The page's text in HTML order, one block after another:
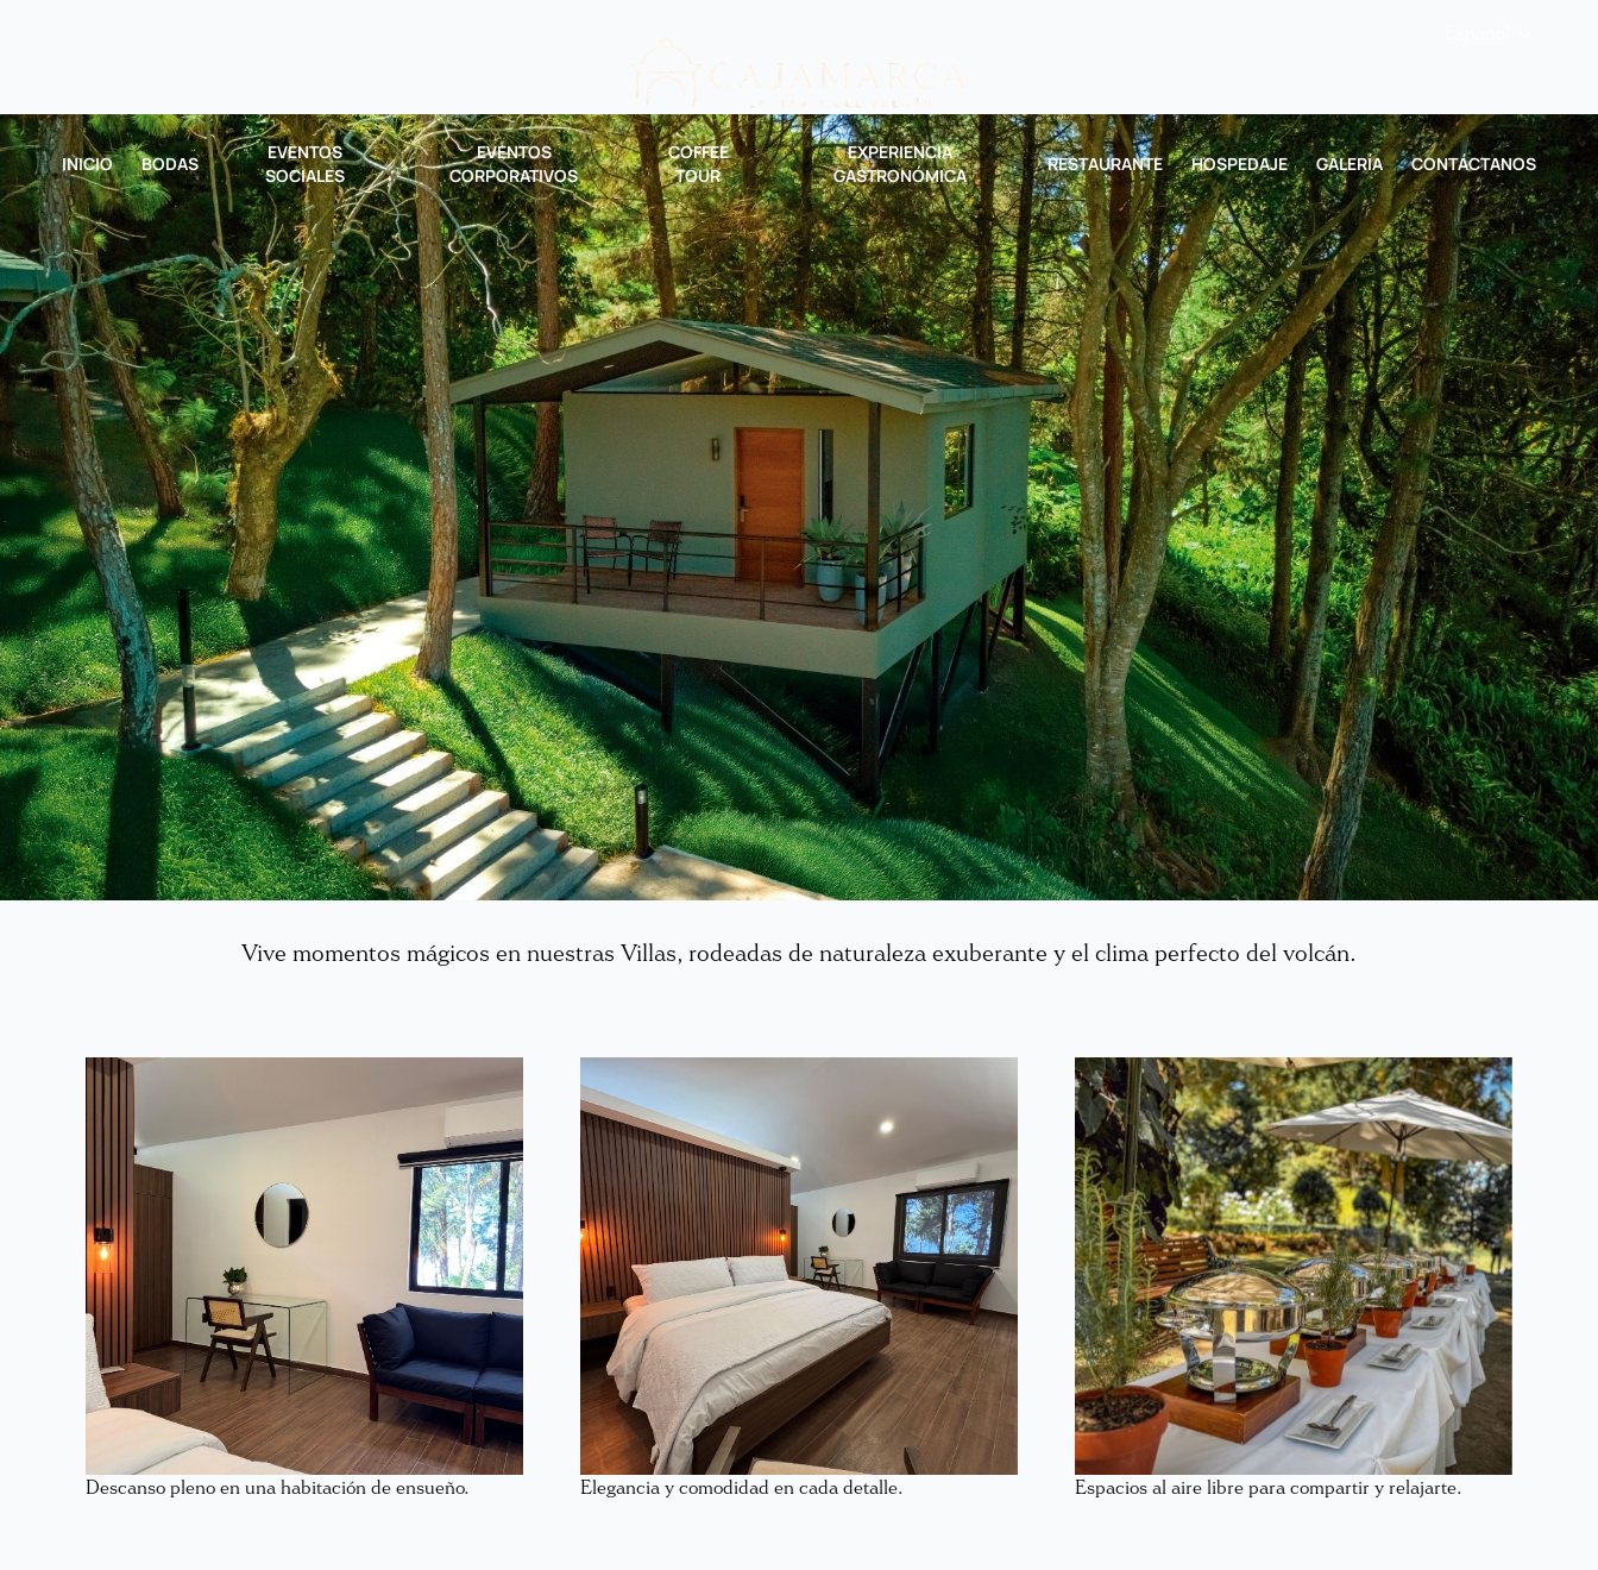
INICIO BODAS
EVENTOS
SOCIALES
EVENTOS
CORPORATIVOS
COFFEE
TOUR
EXPERIENCIA
GASTRONÓMICA
RESTAURANTE HOSPEDAJE GALERÍA CONTÁCTANOS
Vive momentos mágicos en nuestras Villas, rodeadas de naturaleza exuberante y el clima perfecto del volcán.
Descanso pleno en una habitación de ensueño. Elegancia y comodidad en cada detalle. Espacios al aire libre para compartir y relajarte.